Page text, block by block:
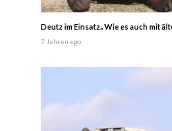
Deutz im Einsatz.. Wie es auch mit
7 Jahren ago